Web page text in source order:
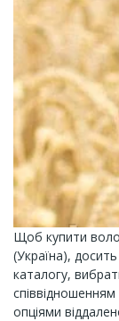
Щоб купити
(Україна),
каталогу,
співвідношенням
опціями